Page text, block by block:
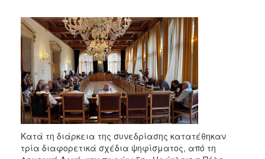
Κατά τη διάρκεια της συνεδρίασης κατατέθηκαν
τρία διαφορετικά σχέδια ψηφίσματος, από τη